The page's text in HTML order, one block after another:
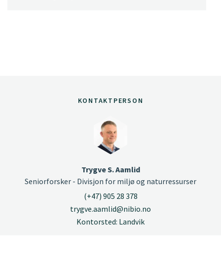
KONTAKTPERSON
Trygve S. Aamlid
Seniorforsker - Divisjon for miljø og naturressurser
(+47) 905 28 378
trygve.aamlid@nibio.no
Kontorsted: Landvik